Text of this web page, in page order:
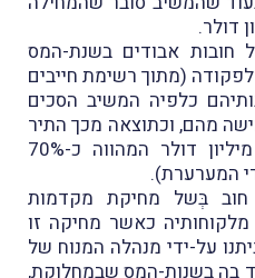
חובות אבודים בשנת-המס
בהתאם לסעיף 17(4) לפקודה (מתוך רשימת חייבים
כלפיה המשיב הסכים
לגבי חמישה מהם, וכתוצאה מכך התיר
בניכוי הוצאה בסך 3.938 מיליון דולר המהווה כ-70%
המערערת).
בְּשל מחיקת מקדמות
כאשר מחיקה זו
על-ידי מנהלה המנוח של
בה בשנות-המס שבמחלוקת,